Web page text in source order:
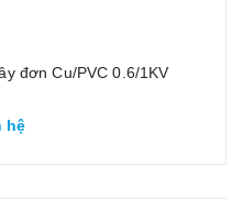
đơn Cu/PVC 0.6/1KV
hệ